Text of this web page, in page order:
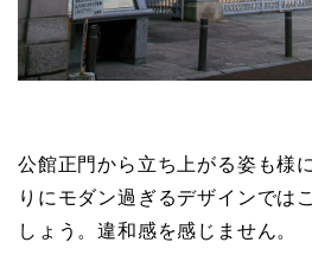
公館正門から立ち上がる姿も様
りにモダン過ぎるデザインでは
しょう。違和感を感じません。